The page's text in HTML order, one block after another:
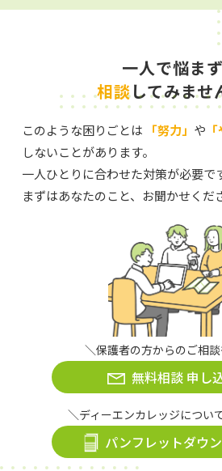
一人で悩まず
相談してみませ
このような困りごとは 「努力」 や
しないことがあります。
一人ひとりに合わせた対策が必要で
まずはあなたのこと、お聞かせくだ
＼保護者の方からのご相
無料相談 申し
＼ディーエンカレッジについ
パンフレットダウ